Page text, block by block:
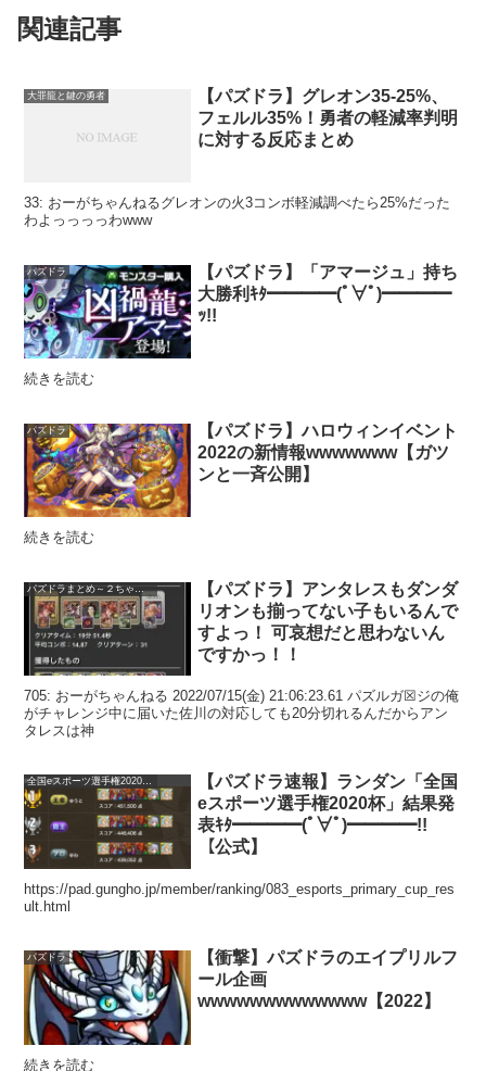
関連記事
大罪龍と鍵の勇者
【パズドラ】グレオン35-25%、
フェルル35%！勇者の軽減率判明
に対する反応まとめ
33: おーがちゃんねるグレオンの火3コンボ軽減調べたら25%だった
わよっっっっわwww
パズドラ
【パズドラ】「アマージュ」持ち
大勝利ｷﾀ━━━━(ﾟ∀ﾟ)━━━━
ｯ!!
続きを読む
パズドラ
【パズドラ】ハロウィンイベント
2022の新情報wwwwwww【ガツ
ンと一斉公開】
続きを読む
【パズドラ】アンタレスもダンダ
リオンも揃ってない子もいるんで
すよっ！ 可哀想だと思わないん
ですかっ！！
705: おーがちゃんねる 2022/07/15(金) 21:06:23.61 パズルガ☒ジの俺
がチャレンジ中に届いた佐川の対応しても20分切れるんだからアン
タレスは神
全国eスポーツ選手権2020杯（固定チーム）
【パズドラ速報】ランダン「全国
eスポーツ選手権2020杯」結果発
表ｷﾀ━━━━(ﾟ∀ﾟ)━━━━!!
【公式】
https://pad.gungho.jp/member/ranking/083_esports_primary_cup_res
ult.html
パズドラ
【衝撃】パズドラのエイプリルフ
ール企画
wwwwwwwwwwwww【2022】
続きを読む